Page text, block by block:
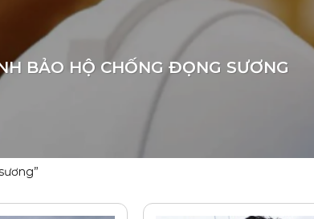
BẢO HỘ CHỐNG ĐỌNG SƯƠNG